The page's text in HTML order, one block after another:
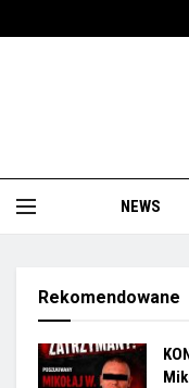
NEWS
Rekomendowane